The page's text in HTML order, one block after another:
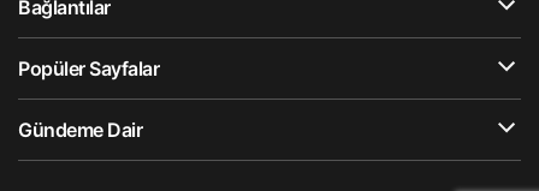
Bağlantılar
Popüler Sayfalar
Gündeme Dair